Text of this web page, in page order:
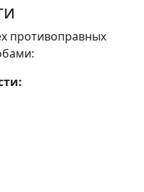
противоправных